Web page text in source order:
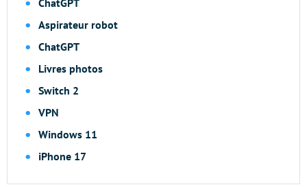
Aspirateur robot
ChatGPT
Livres photos
Switch 2
VPN
Windows 11
iPhone 17